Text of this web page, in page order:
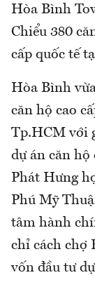
Hòa Bình
Chiểu 380
cấp quốc tế
Hòa Bình
căn hộ cao
Tp.HCM với
dự án căn hộ
Phát Hưng
Phú Mỹ
tâm hành
chỉ cách chợ
vốn đầu tư